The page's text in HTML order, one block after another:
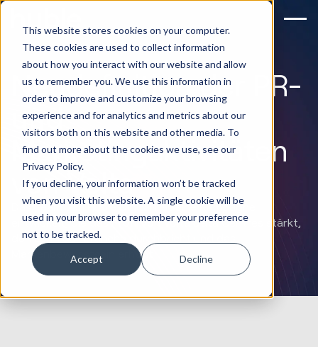
This website stores cookies on your computer.
These cookies are used to collect information
about how you interact with our website and allow
us to remember you. We use this information in
order to improve and customize your browsing
experience and for analytics and metrics about our
visitors both on this website and other media. To
find out more about the cookies we use, see our
Privacy Policy.
If you decline, your information won’t be tracked
when you visit this website. A single cookie will be
used in your browser to remember your preference
not to be tracked.
Accept Decline
Neudefinition der PR-
und
Marketingaktivitäten
von Volta
Das Team von Huble Digital hat eine Kampagne
entwickelt, die das Profil von Volta Data Centres stärkt,
den Lärm der Branche durchbricht und das
Markenbewusstsein erhöht.